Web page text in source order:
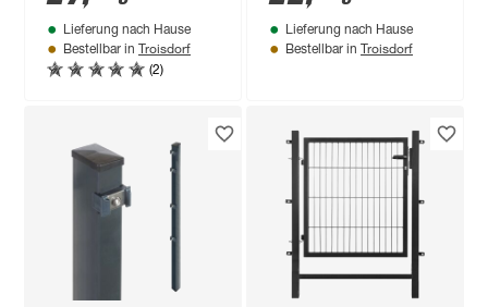
4 x 4 x 200 cm
Lieferung nach Hause
Bestellbar in Troisdorf
(2)
cm
Lieferung nach Hause
Bestellbar in Troisdorf